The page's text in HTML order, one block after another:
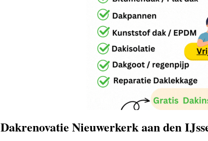
Dakrenovatie Nieuwerkerk aan den